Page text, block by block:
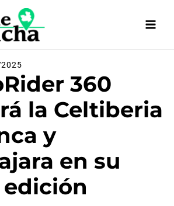
360
la Celtiberia
y
en su